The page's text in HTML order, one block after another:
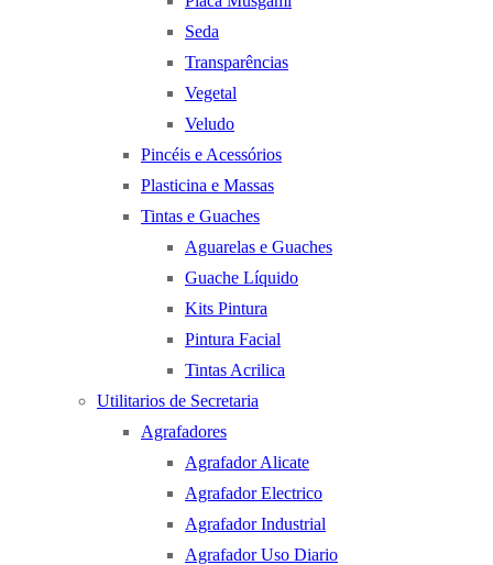
Seda
Transparências
Vegetal
Veludo
Pincéis e Acessórios
Plasticina e Massas
Tintas e Guaches
Aguarelas e Guaches
Guache Líquido
Kits Pintura
Pintura Facial
Tintas Acrilica
Utilitarios de Secretaria
Agrafadores
Agrafador Alicate
Agrafador Electrico
Agrafador Industrial
Agrafador Uso Diario